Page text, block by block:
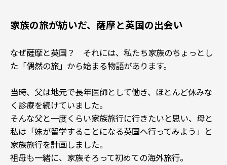
家族の旅が紡いだ、薩摩と英国の出会い
なぜ薩摩と英国？ それには、私たち家族のちょっとし
た「偶然の旅」から始まる物語があります。
当時、父は地元で長年医師として働き、ほとんど休みな
く診療を続けていました。
そんな父と一度くらい家族旅行に行きたいと思い、母と
私は「妹が留学することになる英国へ行ってみよう」と
家族旅行を計画しました。
祖母も一緒に、家族そろって初めての海外旅行。